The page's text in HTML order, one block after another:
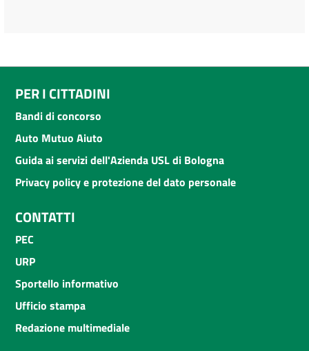
PER I CITTADINI
Bandi di concorso
Auto Mutuo Aiuto
Guida ai servizi dell'Azienda USL di Bologna
Privacy policy e protezione del dato personale
CONTATTI
PEC
URP
Sportello informativo
Ufficio stampa
Redazione multimediale